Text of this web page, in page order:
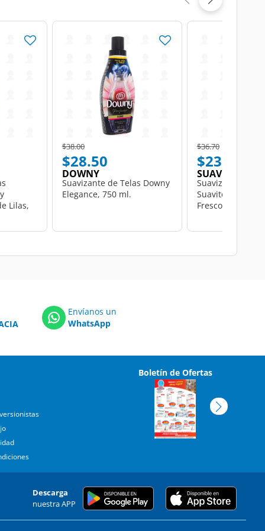
Lilas,
Price reduced from
$38.00to
$28.50
DOWNY
Suavizante de Telas Downy
Elegance, 750 ml.
Price reduced from
$36.70to
$23.50
SUAVITEL
Suavizante de
Suavitel
Fresco Aroma
Envíanos un
WhatsApp
Boletín de Ofertas
Descarga
nuestra APP